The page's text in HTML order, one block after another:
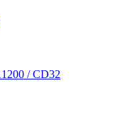
/ CD32